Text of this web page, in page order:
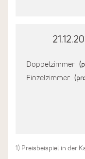
Doppelzimmer
Einzelzimmer
1) Preisbeispiel in der